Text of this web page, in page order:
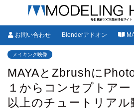
お問い合わせ Blenderアドオン
メイキング映像
MAYAとZbrushに
１からコンセプトア
以上のチュートリアル